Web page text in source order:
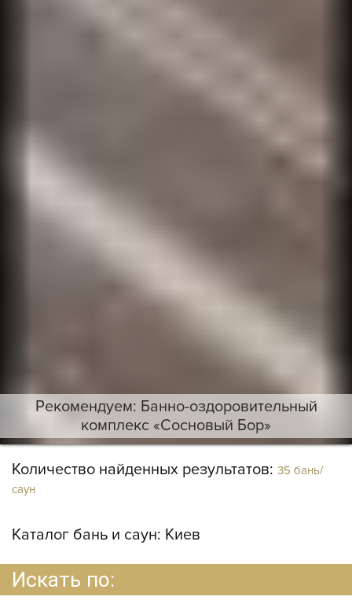
Рекомендуем: Банно-оздоровительный
комплекс «Сосновый Бор»
Количество найденных результатов: 35 бань/
саун
Каталог бань и саун: Киев
Искать по: